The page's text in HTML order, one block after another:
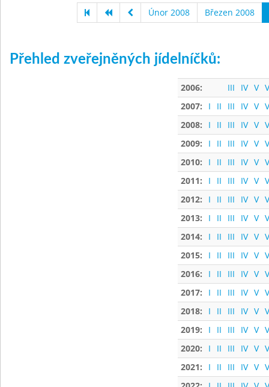
Únor 2008 Březen 2008
Přehled zveřejněných jídelníčků:
2006: III IV V
2007:
I II III IV V
2008:
I II III IV V
2009:
I II III IV V
2010:
I II III IV V
2011:
I II III IV V
2012:
I II III IV V
2013:
I II III IV V
2014:
I II III IV V
2015:
I II III IV V
2016:
I II III IV V
2017:
I II III IV V
2018:
I II III IV V
2019:
I II III IV V
2020:
I II III IV V
2021:
I II III IV V